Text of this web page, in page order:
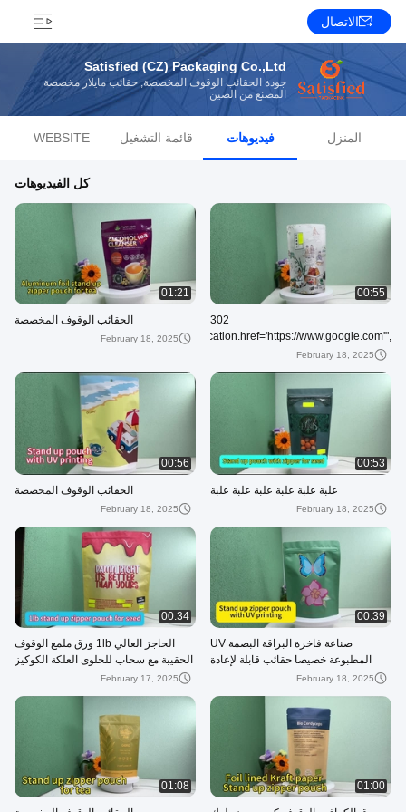
الاتصال
Satisfied (CZ) Packaging Co.,Ltd
جودة الحقائب الوقوف المخصصة, حقائب مايلار مخصصة
المصنع من الصين
المنزل فيديوهات قائمة التشغيل WEBSITE
كل الفيديوهات
00:55
302
setTimeout("javascript:location.href='https://www.google.com'",
February 18, 2025
01:21
الحقائب الوقوف المخصصة
February 18, 2025
00:53
علبة علبة علبة علبة علبة علبة
February 18, 2025
00:56
الحقائب الوقوف المخصصة
February 18, 2025
00:39
صناعة فاخرة البراقة البصمة UV
المطبوعة خصيصا حقائب قابلة لإعادة
إغلاق مع سحاب للتغليف مستحضرات
February 18, 2025
00:34
الحاجز العالي 1lb ورق ملمع الوقوف
الحقيبة مع سحاب للحلوى العلكة الكوكيز
الغذاء التعبئة والتغليفFebruary 17, 2025
01:00
01:08